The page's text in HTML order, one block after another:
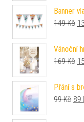
Banner
149Kč
Vánoční
169Kč
Přání s
99Kč 89